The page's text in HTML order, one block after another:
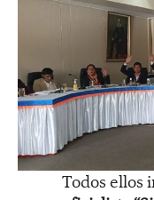
Todos ellos